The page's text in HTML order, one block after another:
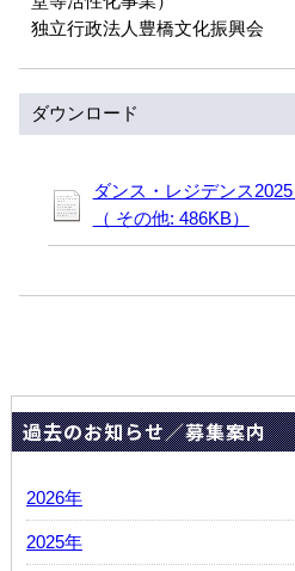
独立行政法人豊橋文化振興会
ダウンロード
ダンス・レジデンス
（ その他: 486KB）
過去のお知らせ／募集案内
2026年
2025年